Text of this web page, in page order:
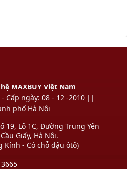
MAXBUY Việt Nam
- Cấp ngày: 08 - 12 -2010 ||
phố Hà Nội
19, Lô 1C, Đường Trung Yên
Giấy, Hà Nội.
Kính - Có chỗ đậu ôtô)